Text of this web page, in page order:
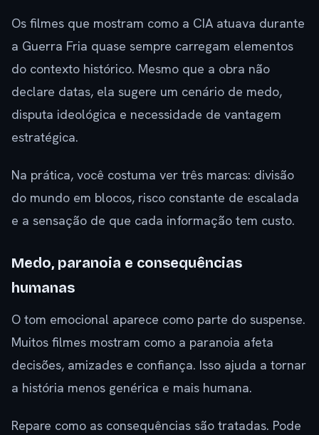
Os filmes que mostram como a CIA atuava durante
a Guerra Fria quase sempre carregam elementos
do contexto histórico. Mesmo que a obra não
declare datas, ela sugere um cenário de medo,
disputa ideológica e necessidade de vantagem
estratégica.
Na prática, você costuma ver três marcas: divisão
do mundo em blocos, risco constante de escalada
e a sensação de que cada informação tem custo.
Medo, paranoia e consequências
humanas
O tom emocional aparece como parte do suspense.
Muitos filmes mostram como a paranoia afeta
decisões, amizades e confiança. Isso ajuda a tornar
a história menos genérica e mais humana.
Repare como as consequências são tratadas. Pode